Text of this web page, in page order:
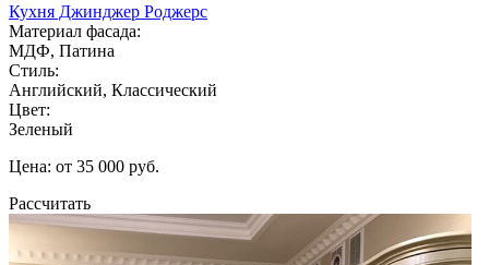
Кухня Джинджер Роджерс
Материал фасада:
МДФ, Патина
Стиль:
Английский, Классический
Цвет:
Зеленый
Цена: от 35 000 руб.
Рассчитать